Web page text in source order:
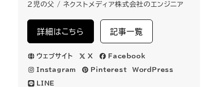
2児の父 / ネクストメディア株式会社のエンジニア
詳細はこちら 記事一覧
ウェブサイト X Facebook
Instagram Pinterest WordPress
LINE